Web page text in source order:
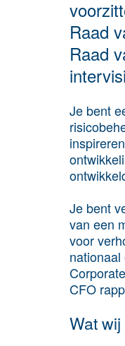
Raad
Raad
Je bent
Je bent
van een
voor
CFO
Wat